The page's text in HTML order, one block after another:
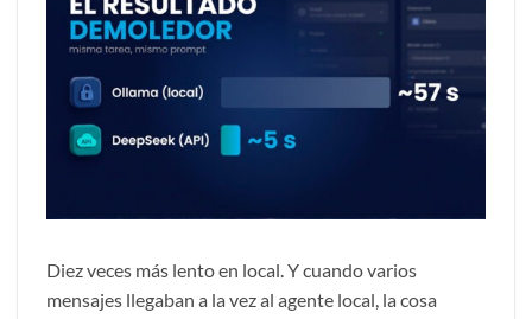
Diez veces más lento en local. Y cuando varios
mensajes llegaban a la vez al agente local, la cosa